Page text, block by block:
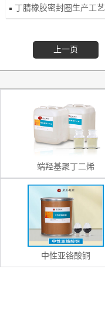
丁腈橡胶密封圈生产工艺
上一页
端羟基聚丁二烯
中性亚铬酸铜